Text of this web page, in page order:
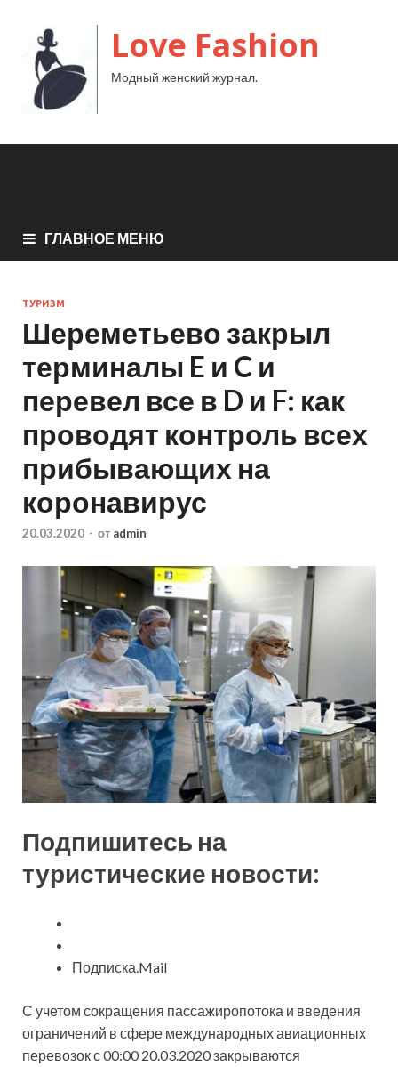
Love Fashion
Модный женский журнал.
ГЛАВНОЕ МЕНЮ
ТУРИЗМ
Шереметьево закрыл
терминалы E и C и
перевел все в D и F: как
проводят контроль всех
прибывающих на
коронавирус
20.03.2020 - от admin
Подпишитесь на
туристические новости:
Подписка.Mail
С учетом сокращения пассажиропотока и введения
ограничений в сфере международных авиационных
перевозок с 00:00 20.03.2020 закрываются